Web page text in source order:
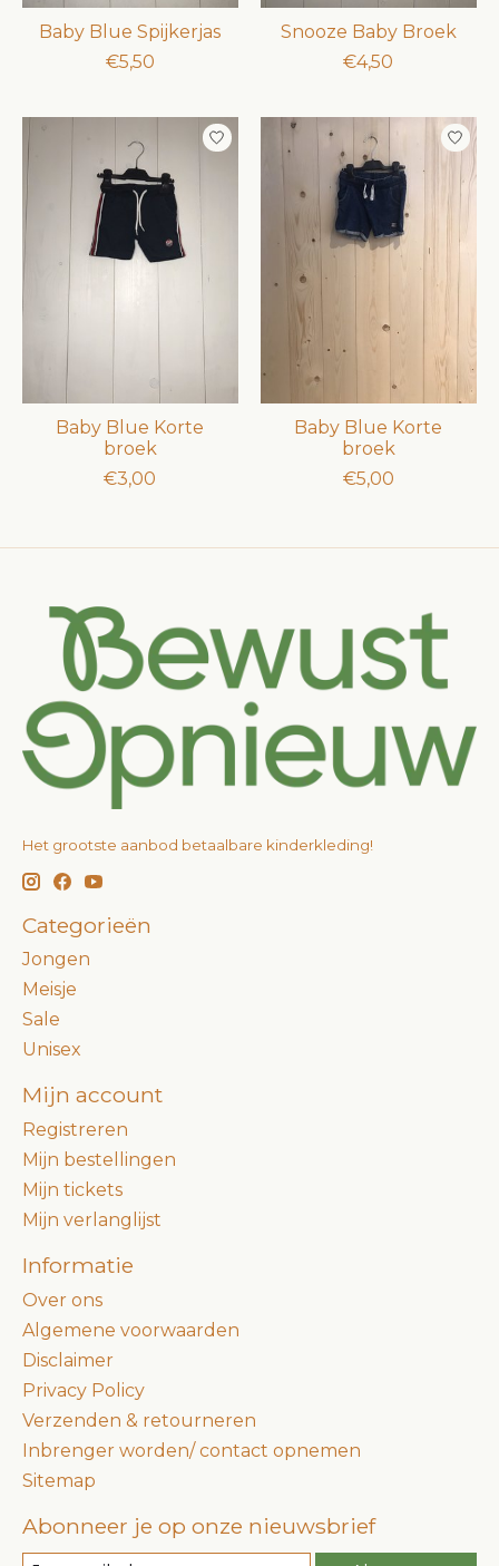
Baby Blue Spijkerjas
€5,50
Snooze Baby Broek
€4,50
Baby Blue Korte
broek
€3,00
Baby Blue Korte
broek
€5,00
Het grootste aanbod betaalbare kinderkleding!
Categorieën
Jongen
Meisje
Sale
Unisex
Mijn account
Registreren
Mijn bestellingen
Mijn tickets
Mijn verlanglijst
Informatie
Over ons
Algemene voorwaarden
Disclaimer
Privacy Policy
Verzenden & retourneren
Inbrenger worden/ contact opnemen
Sitemap
Abonneer je op onze nieuwsbrief